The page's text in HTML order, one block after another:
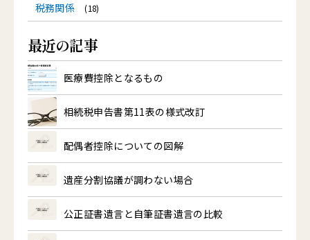
税務関係 (18)
最近の記事
医療費控除となるもの
相続税申告書第11表の様式改訂
配偶者控除についての図解
遺産分割協議が調わない場合
公正証書遺言と自筆証書遺言の比較